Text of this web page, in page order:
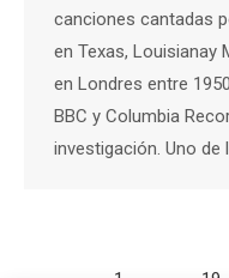
canciones cantadas
en Texas, Louisianay
en Londres entre
BBC y Columbia
investigación. Uno de